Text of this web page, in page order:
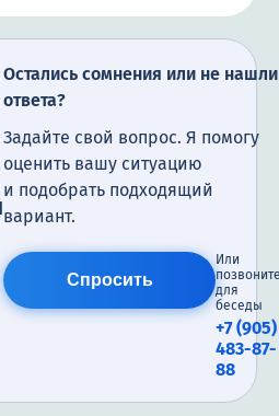
Остались сомнения или не нашли
ответа?
Задайте свой вопрос. Я помогу
оценить вашу ситуацию
и подобрать подходящий
вариант.
Спросить
Или
для
беседы
+7 (905)
483-87-
88